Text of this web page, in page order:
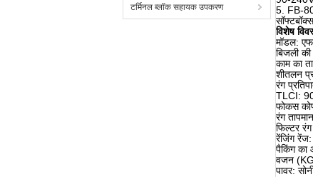
टर्मिनल ब्लॉक सहायक उपकरण
5. FB-
विशेष
मॉडल:
बिजली
काम का
शीतलन
रंग
TLCI:
फोकस
रंग
फिल्टर
रेंजिंग
पैकिंग का
वजन
पावर: